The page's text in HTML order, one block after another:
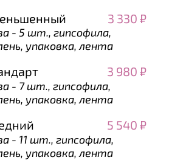
3 330 ₽
- 5 шт., гипсофила,
упаковка, лента
3 980 ₽
- 7 шт., гипсофила,
упаковка, лента
5 540 ₽
- 11 шт., гипсофила,
упаковка, лента